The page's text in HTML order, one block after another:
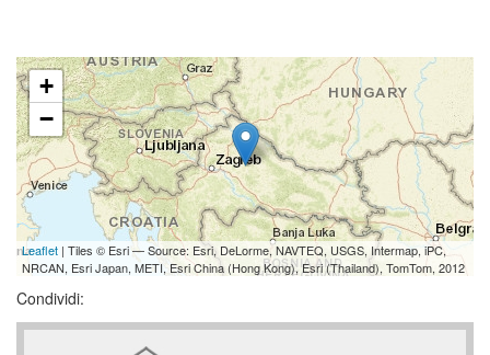
+
−
Leaflet | Tiles © Esri — Source: Esri, DeLorme, NAVTEQ, USGS, Intermap, iPC,
NRCAN, Esri Japan, METI, Esri China (Hong Kong), Esri (Thailand), TomTom, 2012
Condividi: